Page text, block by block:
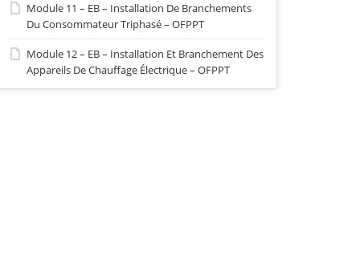
Module 11 – EB – Installation De Branchements
Du Consommateur Triphasé – OFPPT
Module 12 – EB – Installation Et Branchement Des
Appareils De Chauffage Électrique – OFPPT